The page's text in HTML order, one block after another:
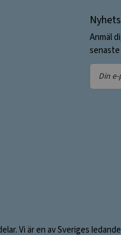
Anmäl
Din
e-
Vi är en av Sveriges ledande